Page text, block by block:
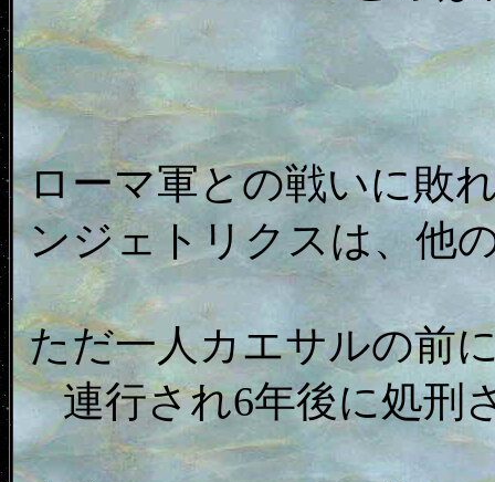
ローマ軍との戦いに敗
ンジェトリクスは、他
ただ一人カエサルの前
連行され6年後に処刑